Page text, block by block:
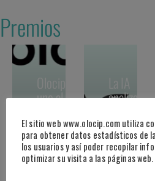
Premios
Olocip se
une al
EU-LAC
Digital
Accelerator
La IA
analiza el
táctico
del Real
Madrid y
el FC
El sitio web www.olocip.com utiliza
para obtener datos estadísticos de
los usuarios y así poder recopilar
optimizar su visita a las páginas web.